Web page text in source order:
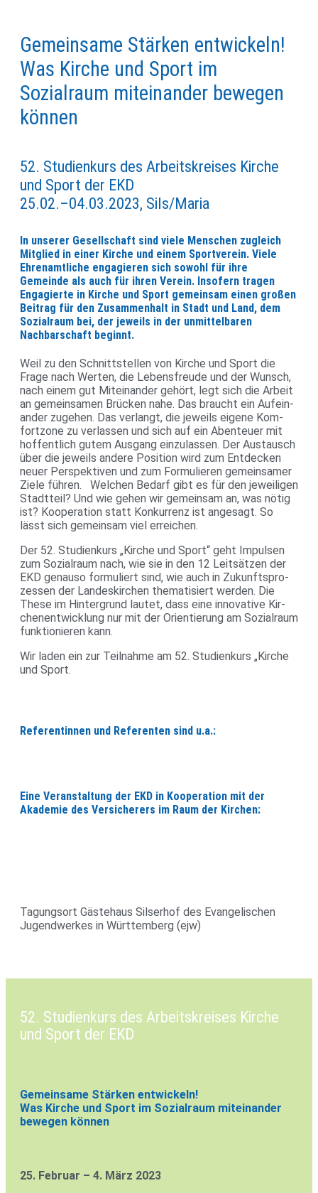
Gemeinsame Stärken entwickeln!
Was Kirche und Sport im
Sozialraum miteinander bewegen
können
52. Studienkurs des Arbeitskreises Kirche
und Sport der EKD
25.02.–04.03.2023, Sils/Maria
In unserer Gesellschaft sind viele Menschen zugleich
Mitglied in einer Kirche und einem Sportverein. Viele
Ehrenamtliche engagieren sich sowohl für ihre
Gemeinde als auch für ihren Verein. Insofern tragen
Engagierte in Kirche und Sport gemeinsam einen großen
Beitrag für den Zusammenhalt in Stadt und Land, dem
Sozialraum bei, der jeweils in der unmittelbaren
Nachbarschaft beginnt.
Weil zu den Schnitt­stellen von Kirche und Sport die
Frage nach Werten, die Lebens­freude und der Wunsch,
nach einem gut Mit­ein­ander gehört, legt sich die Arbeit
an gemein­samen Brü­cken nahe. Das braucht ein Auf­ein­
ander zugehen. Das ver­langt, die jeweils eigene Kom­
fort­zone zu ver­lassen und sich auf ein Aben­teuer mit
hof­fent­lich gutem Aus­gang ein­zu­lassen. Der Aus­tausch
über die jeweils andere Posi­tion wird zum Ent­de­cken
neuer Per­spek­tiven und zum For­mu­lieren gemein­samer
Ziele führen. Wel­chen Bedarf gibt es für den jewei­ligen
Stadt­teil? Und wie gehen wir gemeinsam an, was nötig
ist? Koope­ra­tion statt Kon­kur­renz ist ange­sagt. So
lässt sich gemeinsam viel erreichen.
Der 52. Stu­di­en­kurs „Kirche und Sport“ geht Impulsen
zum Sozi­al­raum nach, wie sie in den 12 Leit­sätzen der
EKD genauso for­mu­liert sind, wie auch in Zukunfts­pro­
zessen der Lan­des­kir­chen the­ma­ti­siert werden. Die
These im Hin­ter­grund lautet, dass eine inno­va­tive Kir­
chen­ent­wick­lung nur mit der Ori­en­tie­rung am Sozi­al­raum
funk­tio­nieren kann.
Wir laden ein zur Teil­nahme am 52. Stu­di­en­kurs „Kirche
und Sport.
Referentinnen und Referenten sind u.a.:
Eine Veranstaltung der EKD in Kooperation mit der
Akademie des Versicherers im Raum der Kirchen:
Tagungsort Gäs­te­haus Sils­erhof des Evan­ge­li­schen
Jugend­werkes in Würt­tem­berg (ejw)
52. Studienkurs des Arbeitskreises Kirche
und Sport der EKD
Gemeinsame Stärken entwickeln!
Was Kirche und Sport im Sozialraum miteinander
bewegen können
25. Februar – 4. März 2023